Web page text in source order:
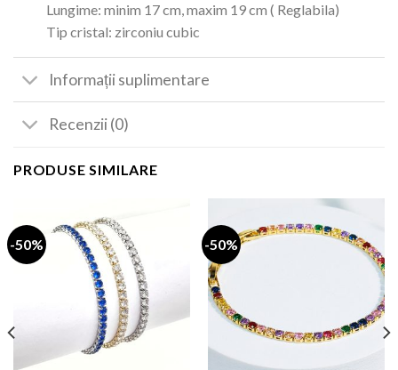
Lungime: minim 17 cm, maxim 19 cm ( Reglabila)
Tip cristal: zirconiu cubic
Informații suplimentare
Recenzii (0)
PRODUSE SIMILARE
-50% -50%